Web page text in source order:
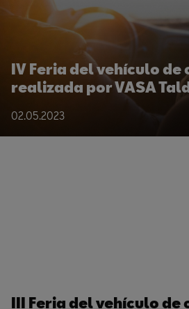
IV Feria del vehículo de
realizada por VASA
02.05.2023
III Feria del vehículo de